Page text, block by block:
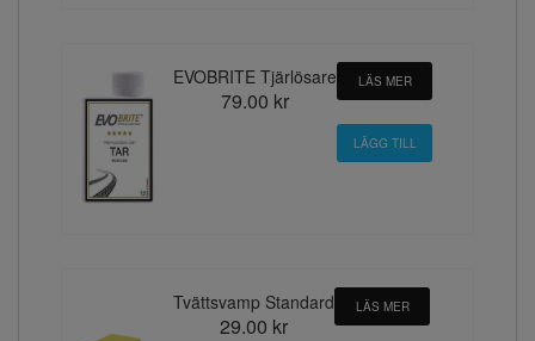
EVOBRITE Tjärlösare
79.00 kr
LÄS MER
Tvättsvamp Standard
29.00 kr
LÄS MER